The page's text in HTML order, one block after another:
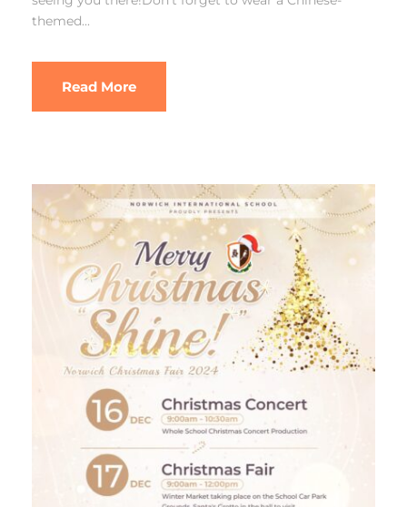
themed...
Read More